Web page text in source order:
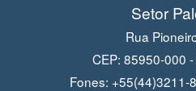
Setor
Rua
Fones: +55(44)3211-